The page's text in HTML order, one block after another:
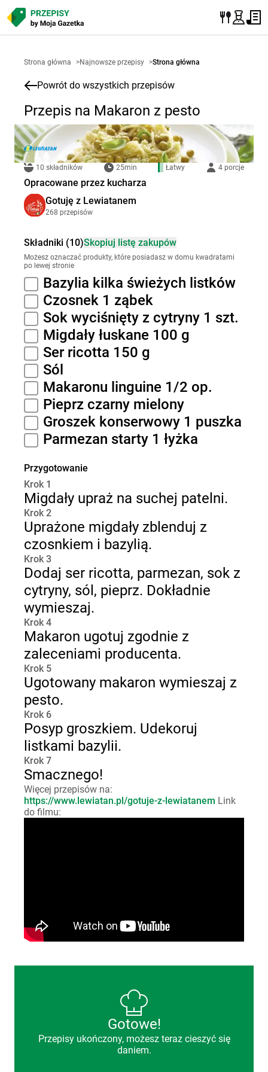
Strona główna >Najnowsze przepisy >Strona główna
Powrót do wszystkich przepisów
Przepis na Makaron z pesto
10 składników 25min Łatwy 4 porcje
Opracowane przez kucharza
Gotuję z Lewiatanem
268 przepisów
Składniki (10)Skopiuj listę zakupów
Możesz oznaczać produkty, które posiadasz w domu kwadratami
po lewej stronie
Bazylia kilka świeżych listków
Czosnek 1 ząbek
Sok wyciśnięty z cytryny 1 szt.
Migdały łuskane 100 g
Ser ricotta 150 g
Sól
Makaronu linguine 1/2 op.
Pieprz czarny mielony
Groszek konserwowy 1 puszka
Parmezan starty 1 łyżka
Przygotowanie
Krok 1
Migdały upraż na suchej patelni.
Krok 2
Uprażone migdały zblenduj z
czosnkiem i bazylią.
Krok 3
Dodaj ser ricotta, parmezan, sok z
cytryny, sól, pieprz. Dokładnie
wymieszaj.
Krok 4
Makaron ugotuj zgodnie z
zaleceniami producenta.
Krok 5
Ugotowany makaron wymieszaj z
pesto.
Krok 6
Posyp groszkiem. Udekoruj
listkami bazylii.
Krok 7
Smacznego!
Więcej przepisów na:
https://www.lewiatan.pl/gotuje-z-lewiatanem Link
do filmu:
Gotowe!
Przepisy ukończony, możesz teraz cieszyć się
daniem.